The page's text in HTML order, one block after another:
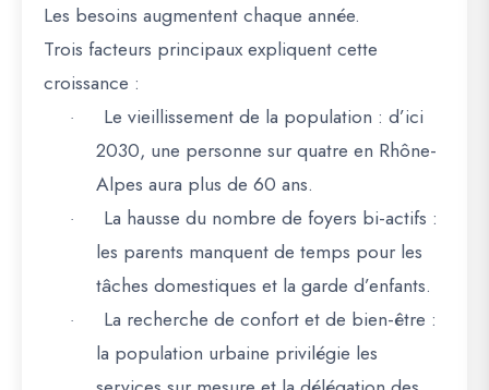
Les besoins augmentent chaque année.
Trois facteurs principaux expliquent cette
croissance :
· Le vieillissement de la population : d’ici
2030, une personne sur quatre en Rhône-
Alpes aura plus de 60 ans.
· La hausse du nombre de foyers bi-actifs :
les parents manquent de temps pour les
tâches domestiques et la garde d’enfants.
· La recherche de confort et de bien-être :
la population urbaine privilégie les